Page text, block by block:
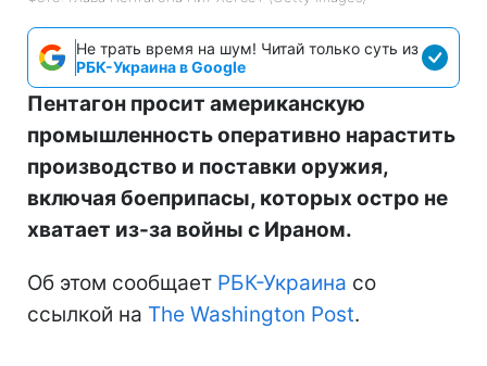
Не трать время на шум! Читай только суть из
РБК-Украина в Google
Пентагон просит американскую
промышленность оперативно нарастить
производство и поставки оружия,
включая боеприпасы, которых остро не
хватает из-за войны с Ираном.
Об этом сообщает РБК-Украина со
ссылкой на The Washington Post.